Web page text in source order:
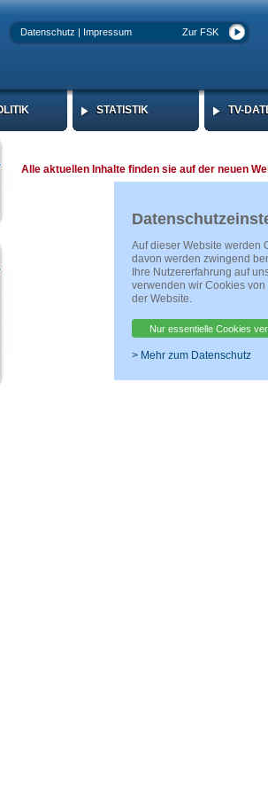
Auf dieser Website werden
davon werden zwingend
Ihre Nutzererfahrung auf
verwenden wir Cookies
der Website.
Nur essentielle Cookies
> Mehr zum Datenschutz
Datenschutz | Impressum Zur FSK
STATISTIK
STATISTIK TV-
TV-
Alle aktuellen Inhalte finden sie auf der neuen